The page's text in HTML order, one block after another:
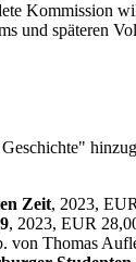
Kommission
späteren
Zeit, 2023,
, 2023, EUR
von Thomas